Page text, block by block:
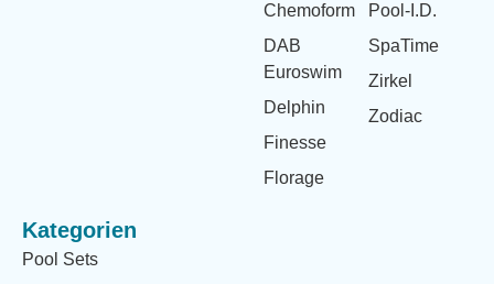
Chemoform
DAB
Euroswim
Delphin
Finesse
Florage
Pool-I.D.
SpaTime
Zirkel
Zodiac
Kategorien
Pool Sets